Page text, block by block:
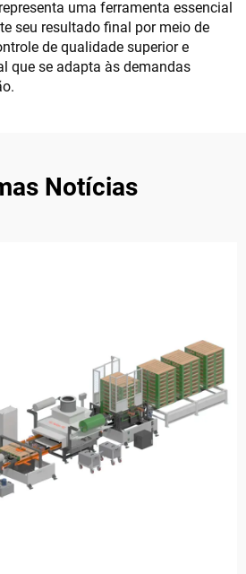
uma ferramenta essencial
seu resultado final por meio de
de qualidade superior e
que se adapta às demandas
Notícias